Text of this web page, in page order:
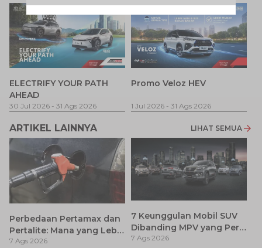
ELECTRIFY YOUR PATH
AHEAD
30 Jul 2026 - 31 Ags 2026
Promo Veloz HEV
1 Jul 2026 - 31 Ags 2026
ARTIKEL LAINNYA LIHAT SEMUA
Perbedaan Pertamax dan
Pertalite: Mana yang Lebih
Baik untuk Mobil Toyota
7 Ags 2026
7 Keunggulan Mobil SUV
Dibanding MPV yang Perlu
Anda Ketahui
7 Ags 2026